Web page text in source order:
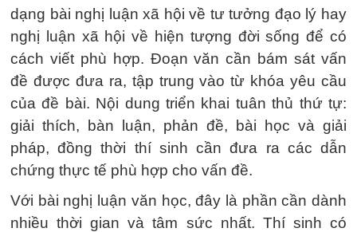
dạng bài nghị luận xã hội về tư tưởng đạo lý hay
nghị luận xã hội về hiện tượng đời sống để có
cách viết phù hợp. Đoạn văn cần bám sát vấn
đề được đưa ra, tập trung vào từ khóa yêu cầu
của đề bài. Nội dung triển khai tuân thủ thứ tự:
giải thích, bàn luận, phản đề, bài học và giải
pháp, đồng thời thí sinh cần đưa ra các dẫn
chứng thực tế phù hợp cho vấn đề.
Với bài nghị luận văn học, đây là phần cần dành
nhiều thời gian và tâm sức nhất. Thí sinh có